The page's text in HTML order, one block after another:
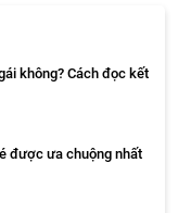
không? Cách đọc kết
được ưa chuộng nhất